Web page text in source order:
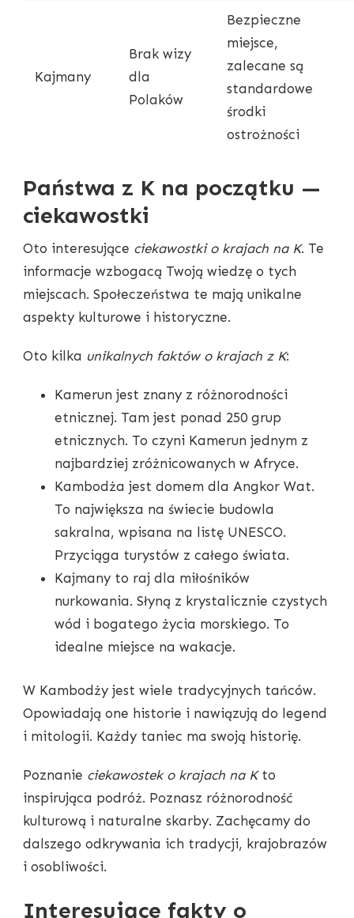
Kajmany
Brak wizy
dla
Polaków
Bezpieczne
miejsce,
zalecane są
standardowe
środki
ostrożności
Państwa z K na początku —
ciekawostki
Oto interesujące ciekawostki o krajach na K. Te
informacje wzbogacą Twoją wiedzę o tych
miejscach. Społeczeństwa te mają unikalne
aspekty kulturowe i historyczne.
Oto kilka unikalnych faktów o krajach z K:
Kamerun jest znany z różnorodności
etnicznej. Tam jest ponad 250 grup
etnicznych. To czyni Kamerun jednym z
najbardziej zróżnicowanych w Afryce.
Kambodża jest domem dla Angkor Wat.
To największa na świecie budowla
sakralna, wpisana na listę UNESCO.
Przyciąga turystów z całego świata.
Kajmany to raj dla miłośników
nurkowania. Słyną z krystalicznie czystych
wód i bogatego życia morskiego. To
idealne miejsce na wakacje.
W Kambodży jest wiele tradycyjnych tańców.
Opowiadają one historie i nawiązują do legend
i mitologii. Każdy taniec ma swoją historię.
Poznanie ciekawostek o krajach na Kto
inspirująca podróż. Poznasz różnorodność
kulturową i naturalne skarby. Zachęcamy do
dalszego odkrywania ich tradycji, krajobrazów
i osobliwości.
Interesujące fakty o